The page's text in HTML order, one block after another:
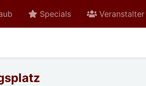
Specials Veranstalter